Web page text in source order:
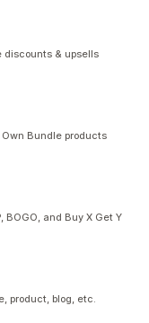
discounts & upsells
Bundle products
and Buy X Get Y
product, blog, etc.